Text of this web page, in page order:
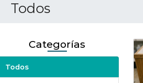
Todos
Categorías
Todos